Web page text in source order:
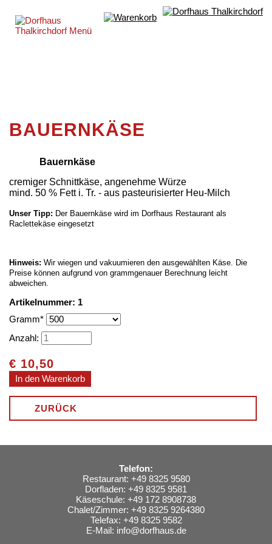
BAUERNKÄSE
Bauernkäse
cremiger Schnittkäse, angenehme Würze
mind. 50 % Fett i. Tr. - aus pasteurisierter Heu-Milch
Unser Tipp: Der Bauernkäse wird im Dorfhaus Restaurant als
Raclettekäse eingesetzt
Hinweis: Wir wiegen und vakuumieren den ausgewählten Käse. Die
Preise können aufgrund von grammgenauer Berechnung leicht
abweichen.
Artikelnummer: 1
Pflichtfeld
Gramm*
Anzahl:
€ 10,50
ZURÜCK
Telefon:
Restaurant: +49 8325 9580
Dorfladen: +49 8325 9581
Käseschule: +49 172 8908738
Chalet/Zimmer: +49 8325 9264380
Telefax: +49 8325 9582
E-Mail: info@dorfhaus.de